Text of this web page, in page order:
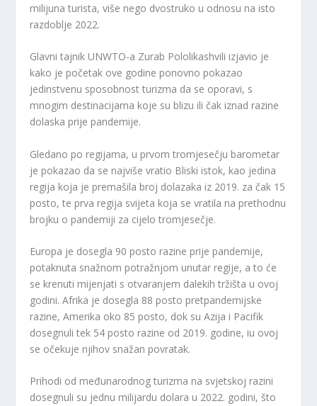
milijuna turista, više nego dvostruko u odnosu na isto
razdoblje 2022.
Glavni tajnik UNWTO-a Zurab Pololikashvili izjavio je
kako je početak ove godine ponovno pokazao
jedinstvenu sposobnost turizma da se oporavi, s
mnogim destinacijama koje su blizu ili čak iznad razine
dolaska prije pandemije.
Gledano po regijama, u prvom tromjesečju barometar
je pokazao da se najviše vratio Bliski istok, kao jedina
regija koja je premašila broj dolazaka iz 2019. za čak 15
posto, te prva regija svijeta koja se vratila na prethodnu
brojku o pandemiji za cijelo tromjesečje.
Europa je dosegla 90 posto razine prije pandemije,
potaknuta snažnom potražnjom unutar regije, a to će
se krenuti mijenjati s otvaranjem dalekih tržišta u ovoj
godini. Afrika je dosegla 88 posto pretpandemijske
razine, Amerika oko 85 posto, dok su Azija i Pacifik
dosegnuli tek 54 posto razine od 2019. godine, iu ovoj
se očekuje njihov snažan povratak.
Prihodi od međunarodnog turizma na svjetskoj razini
dosegnuli su jednu milijardu dolara u 2022. godini, što